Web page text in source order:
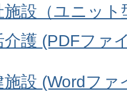
設（ユニッ
介護 (PDFファ
施設 (Wordファ